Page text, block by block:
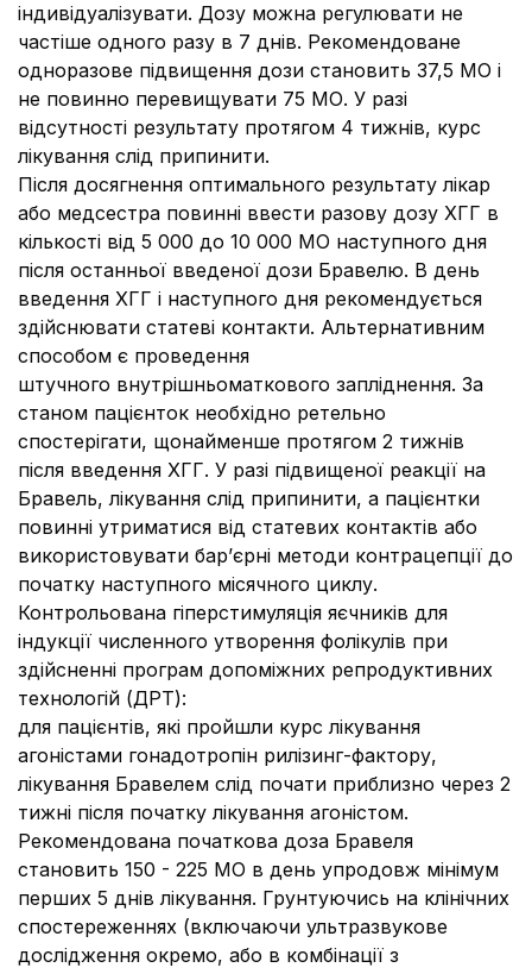
індивідуалізувати. Дозу можна регулювати не
частіше одного разу в 7 днів. Рекомендоване
одноразове підвищення дози становить 37,5 МО і
не повинно перевищувати 75 МО. У разі
відсутності результату протягом 4 тижнів, курс
лікування слід припинити.
Після досягнення оптимального результату лікар
або медсестра повинні ввести разову дозу ХГГ в
кількості від 5 000 до 10 000 МО наступного дня
після останньої введеної дози Бравелю. В день
введення ХГГ і наступного дня рекомендується
здійснювати статеві контакти. Альтернативним
способом є проведення
штучного внутрішньоматкового запліднення. За
станом пацієнток необхідно ретельно
спостерігати, щонайменше протягом 2 тижнів
після введення ХГГ. У разі підвищеної реакції на
Бравель, лікування слід припинити, а пацієнтки
повинні утриматися від статевих контактів або
використовувати бар’єрні методи контрацепції до
початку наступного місячного циклу.
Контрольована гіперстимуляція яєчників для
індукції численного утворення фолікулів при
здійсненні програм допоміжних репродуктивних
технологій (ДРТ):
для пацієнтів, які пройшли курс лікування
агоністами гонадотропін рилізинг-фактору,
лікування Бравелем слід почати приблизно через 2
тижні після початку лікування агоністом.
Рекомендована початкова доза Бравеля
становить 150 - 225 МО в день упродовж мінімум
перших 5 днів лікування. Грунтуючись на клінічних
спостереженнях (включаючи ультразвукове
дослідження окремо, або в комбінації з